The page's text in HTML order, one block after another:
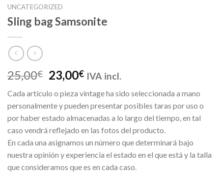
UNCATEGORIZED
Sling bag Samsonite
25,00€ El
precio
original
era:
25,00€.
23,00€El
actual
es:
23,00€.
IVA incl.
Cada artículo o pieza vintage ha sido seleccionada a mano
personalmente y pueden presentar posibles taras por uso o
por haber estado almacenadas a lo largo del tiempo, en tal
caso vendrá reflejado en las fotos del producto.
En cada una asignamos un número que determinará bajo
nuestra opinión y experiencia el estado en el que está y la talla
que consideramos que es en cada caso.